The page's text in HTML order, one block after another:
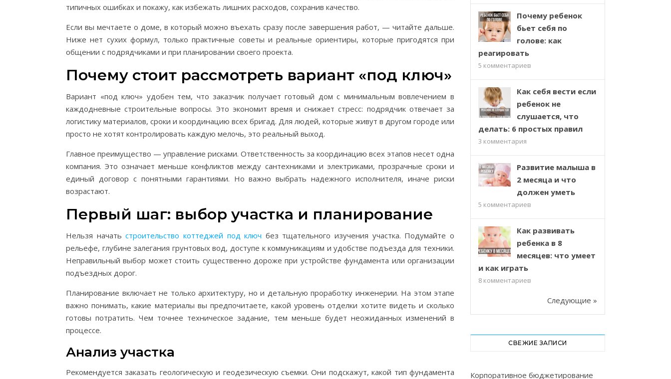
типичных ошибках и покажу, как избежать лишних расходов, сохранив качество.
Если вы мечтаете о доме, в который можно въехать сразу после завершения работ, — читайте дальше.
Ниже нет сухих формул, только практичные советы и реальные ориентиры, которые пригодятся при
общении с подрядчиками и при планировании своего проекта.
Почему стоит рассмотреть вариант «под ключ»
Вариант «под ключ» удобен тем, что заказчик получает готовый дом с минимальным вовлечением в
каждодневные строительные вопросы. Это экономит время и снижает стресс: подрядчик отвечает за
логистику материалов, сроки и координацию всех бригад. Для людей, которые живут в другом городе или
просто не хотят контролировать каждую мелочь, это реальный выход.
Главное преимущество — управление рисками. Ответственность за координацию всех этапов несет одна
компания. Это означает меньше конфликтов между сантехниками и электриками, прозрачные сроки и
единый договор с понятными гарантиями. Но важно выбрать надежного исполнителя, иначе риски
возрастают.
Первый шаг: выбор участка и планирование
Нельзя начатьстроительство коттеджей под ключ без тщательного изучения участка. Подумайте о
рельефе, глубине залегания грунтовых вод, доступе к коммуникациям и удобстве подъезда для техники.
Неправильный выбор может стоить существенно дороже при устройстве фундамента или организации
подъездных дорог.
Планирование включает не только архитектуру, но и детальную проработку инженерии. На этом этапе
важно понимать, какие материалы вы предпочитаете, какой уровень отделки хотите видеть и сколько
готовы потратить. Чем точнее техническое задание, тем меньше будет неожиданных изменений в
процессе.
Анализ участка
Рекомендуется заказать геологическую и геодезическую съемки. Они подскажут, какой тип фундамента
Почему ребенок
бьет себя по
голове: как
реагировать
5 комментариев
Как себя вести если
ребенок не
слушается, что
делать: 6 простых правил
3 комментария
Развитие малыша в
2 месяца и что
должен уметь
5 комментариев
Как развивать
ребенка в 8
месяцев: что умеет
и как играть
8 комментариев
Следующие »
СВЕЖИЕ ЗАПИСИ
Корпоративное бюджетирование